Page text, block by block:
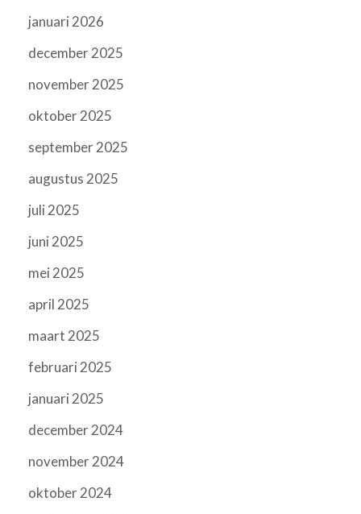
januari 2026
december 2025
november 2025
oktober 2025
september 2025
augustus 2025
juli 2025
juni 2025
mei 2025
april 2025
maart 2025
februari 2025
januari 2025
december 2024
november 2024
oktober 2024